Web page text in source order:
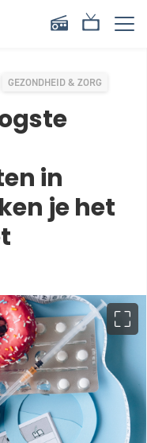
GEZONDHEID & ZORG
in
je het